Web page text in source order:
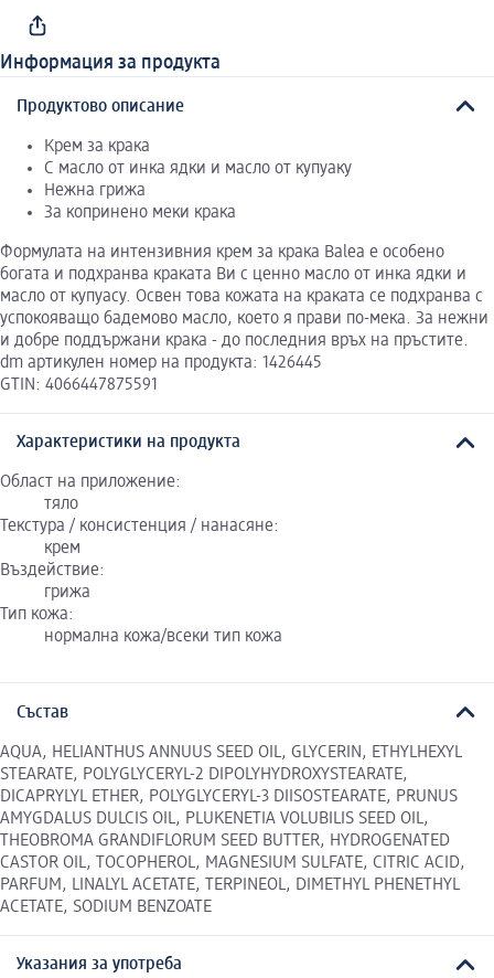
Информация за продукта
Продуктово описание
Крем за крака
С масло от инка ядки и масло от купуаку
Нежна грижа
За копринено меки крака
Формулата на интензивния крем за крака Balea е особено
богата и подхранва краката Ви с ценно масло от инка ядки и
масло от купуасу. Освен това кожата на краката се подхранва с
успокояващо бадемово масло, което я прави по-мека. За нежни
и добре поддържани крака - до последния връх на пръстите.
dm артикулен номер на продукта: 1426445
GTIN: 4066447875591
Характеристики на продукта
Област на приложение:
тяло
Текстура / консистенция / нанасяне:
крем
Въздействие:
грижа
Тип кожа:
нормална кожа/всеки тип кожа
Състав
AQUA, HELIANTHUS ANNUUS SEED OIL, GLYCERIN, ETHYLHEXYL
STEARATE, POLYGLYCERYL-2 DIPOLYHYDROXYSTEARATE,
DICAPRYLYL ETHER, POLYGLYCERYL-3 DIISOSTEARATE, PRUNUS
AMYGDALUS DULCIS OIL, PLUKENETIA VOLUBILIS SEED OIL,
THEOBROMA GRANDIFLORUM SEED BUTTER, HYDROGENATED
CASTOR OIL, TOCOPHEROL, MAGNESIUM SULFATE, CITRIC ACID,
PARFUM, LINALYL ACETATE, TERPINEOL, DIMETHYL PHENETHYL
ACETATE, SODIUM BENZOATE
Указания за употреба